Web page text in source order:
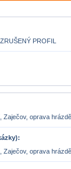
PROFIL
Zaječov, oprava
Zaječov, oprava